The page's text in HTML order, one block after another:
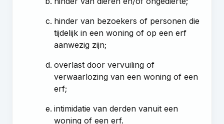
hinder van bezoekers of personen die
tijdelijk in een woning of op een erf
aanwezig zijn;
overlast door vervuiling of
verwaarlozing van een woning of een
erf;
intimidatie van derden vanuit een
woning of een erf.